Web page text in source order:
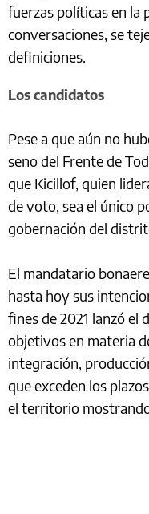
fuerzas políticas en la
conversaciones, se
definiciones.
Los candidatos
Pese a que aún no
seno del Frente de
que Kicillof, quien
de voto, sea el único
gobernación del
El mandatario
hasta hoy sus
fines de 2021 lanzó el
objetivos en materia
integración,
que exceden los
el territorio